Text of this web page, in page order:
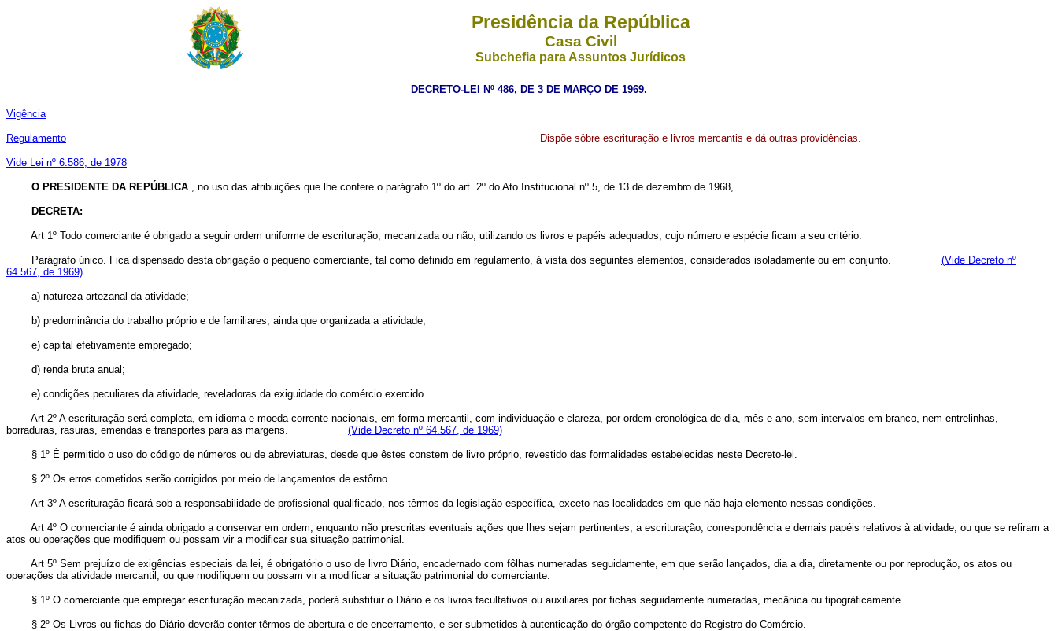
Presidência da República
Casa Civil
Subchefia para Assuntos Jurídicos
DECRETO-LEI Nº 486, DE 3 DE MARÇO DE 1969.
Vigência
Regulamento
Vide Lei nº 6.586, de 1978
Dispõe sôbre escrituração e livros mercantis e dá outras providências.
O PRESIDENTE DA REPÚBLICA , no uso das atribuições que lhe confere o parágrafo 1º do art. 2º do Ato Institucional nº 5, de 13 de dezembro de 1968,
DECRETA:
Art 1º Todo comerciante é obrigado a seguir ordem uniforme de escrituração, mecanizada ou não, utilizando os livros e papéis adequados, cujo número e espécie ficam a seu critério.
Parágrafo único. Fica dispensado desta obrigação o pequeno comerciante, tal como definido em regulamento, à vista dos seguintes elementos, considerados isoladamente ou em conjunto. (Vide Decreto nº
64.567, de 1969)
a) natureza artezanal da atividade;
b) predominância do trabalho próprio e de familiares, ainda que organizada a atividade;
e) capital efetivamente empregado;
d) renda bruta anual;
e) condições peculiares da atividade, reveladoras da exiguidade do comércio exercido.
Art 2º A escrituração será completa, em idioma e moeda corrente nacionais, em forma mercantil, com individuação e clareza, por ordem cronológica de dia, mês e ano, sem intervalos em branco, nem entrelinhas,
borraduras, rasuras, emendas e transportes para as margens. (Vide Decreto nº 64.567, de 1969)
§ 1º É permitido o uso do código de números ou de abreviaturas, desde que êstes constem de livro próprio, revestido das formalidades estabelecidas neste Decreto-lei.
§ 2º Os erros cometidos serão corrigidos por meio de lançamentos de estôrno.
Art 3º A escrituração ficará sob a responsabilidade de profissional qualificado, nos têrmos da legislação específica, exceto nas localidades em que não haja elemento nessas condições.
Art 4º O comerciante é ainda obrigado a conservar em ordem, enquanto não prescritas eventuais ações que lhes sejam pertinentes, a escrituração, correspondência e demais papéis relativos à atividade, ou que se refiram a
atos ou operações que modifiquem ou possam vir a modificar sua situação patrimonial.
Art 5º Sem prejuízo de exigências especiais da lei, é obrigatório o uso de livro Diário, encadernado com fôlhas numeradas seguidamente, em que serão lançados, dia a dia, diretamente ou por reprodução, os atos ou
operações da atividade mercantil, ou que modifiquem ou possam vir a modificar a situação patrimonial do comerciante.
§ 1º O comerciante que empregar escrituração mecanizada, poderá substituir o Diário e os livros facultativos ou auxiliares por fichas seguidamente numeradas, mecânica ou tipogràficamente.
§ 2º Os Livros ou fichas do Diário deverão conter têrmos de abertura e de encerramento, e ser submetidos à autenticação do órgão competente do Registro do Comércio.